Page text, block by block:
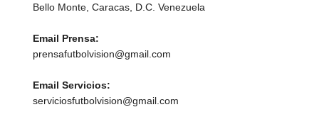
Bello Monte, Caracas, D.C. Venezuela
Email Prensa:
prensafutbolvision@gmail.com
Email Servicios:
serviciosfutbolvision@gmail.com